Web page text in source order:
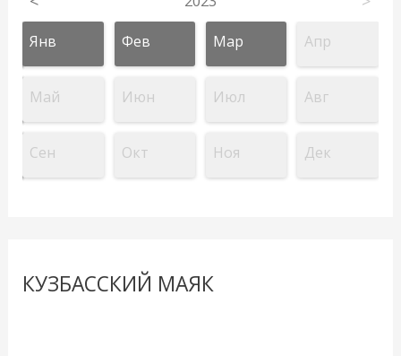
Янв Фев Мар Апр
Май Июн Июл Авг
Сен Окт Ноя Дек
КУЗБАССКИЙ МАЯК